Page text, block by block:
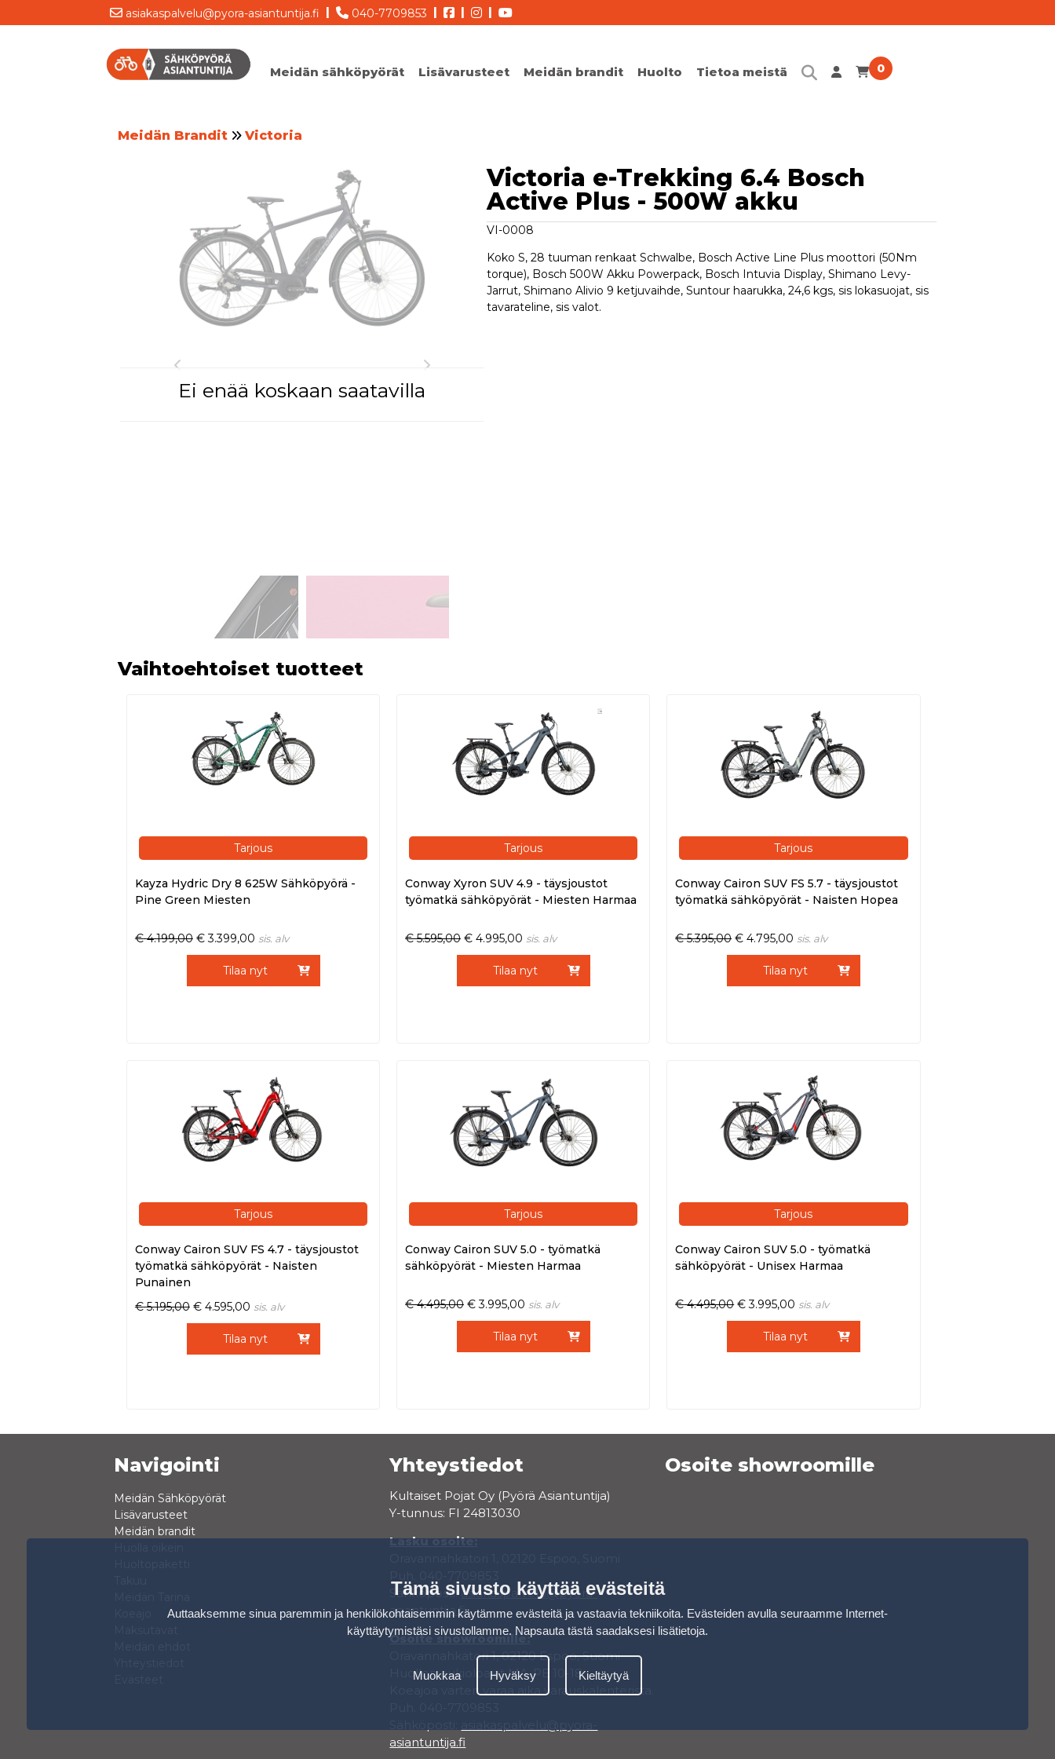
asiakaspalvelu@pyora-asiantuntija.fi | 040-7709853 | | |
Meidän sähköpyörät Lisävarusteet Meidän brandit Huolto
Takuu
Tietoa meistä
Maksutavat
Yhteystiedot
0
Meidän Brandit Victoria
Ei enää koskaan saatavilla
Victoria e-Trekking 6.4 Bosch
Active Plus - 500W akku
VI-0008
Koko S, 28 tuuman renkaat Schwalbe, Bosch Active Line Plus moottori (50Nm
torque), Bosch 500W Akku Powerpack, Bosch Intuvia Display, Shimano Levy-
Jarrut, Shimano Alivio 9 ketjuvaihde, Suntour haarukka, 24,6 kgs, sis lokasuojat, sis
tavarateline, sis valot.
Vaihtoehtoiset tuotteet
Tarjous
Kayza Hydric Dry 8 625W Sähköpyörä -
Pine Green Miesten
€ 4.199,00 € 3.399,00 sis. alv
Tilaa nyt
Tarjous
Conway Xyron SUV 4.9 - täysjoustot
työmatkä sähköpyörät - Miesten Harmaa
€ 5.595,00 € 4.995,00 sis. alv
Tilaa nyt
Tarjous
Conway Cairon SUV FS 5.7 - täysjoustot
työmatkä sähköpyörät - Naisten Hopea
€ 5.395,00 € 4.795,00 sis. alv
Tilaa nyt
Tarjous
Conway Cairon SUV FS 4.7 - täysjoustot
työmatkä sähköpyörät - Naisten
Punainen
€ 5.195,00 € 4.595,00 sis. alv
Tilaa nyt
Tarjous
Conway Cairon SUV 5.0 - työmatkä
sähköpyörät - Miesten Harmaa
€ 4.495,00 € 3.995,00 sis. alv
Tilaa nyt
Tarjous
Conway Cairon SUV 5.0 - työmatkä
sähköpyörät - Unisex Harmaa
€ 4.495,00 € 3.995,00 sis. alv
Tilaa nyt
Navigointi
Meidän Sähköpyörät
Lisävarusteet
Meidän brandit
Yhteystiedot
Kultaiset Pojat Oy (Pyörä Asiantuntija)
Y-tunnus: FI 24813030
Lasku osoite:
Sähköposti:asiakaspalvelu@pyora-
asiantuntija.fi
Osoite showroomille:
Oravannahkatori 1, 02120 Espoo, Suomi
Huollon aukioloajat MA-PE 10-18
Koeajoa varten varaa aika varauskalenterista.
asiantuntija.fi
Osoite showroomille
Tämä sivusto käyttää evästeitä
Auttaaksemme sinua paremmin ja henkilökohtaisemmin käytämme evästeitä ja vastaavia tekniikoita. Evästeiden avulla seuraamme Internet-
käyttäytymistäsi sivustollamme. Napsauta tästä saadaksesi lisätietoja.
Muokkaa Hyväksy Kieltäytyä